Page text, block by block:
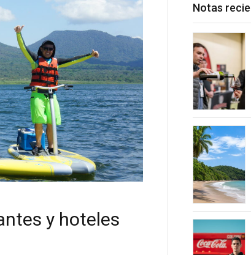
y hoteles
Notas